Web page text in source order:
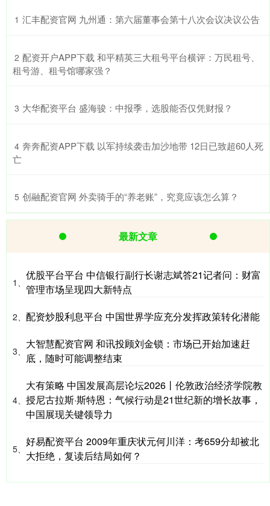
1 ​汇丰配资官网 九州通：第六届董事会第十八次会议决议公告
2 ​配资开户APP下载 和平精英三大租号平台横评：万民租号、
租号游、租号馆哪家强？
3 ​大华配资平台 盛海骏：中报季，选股能否仅凭财报？
4 ​奔奔配资APP下载 以军持续袭击加沙地带 12日已致超60人死
亡
5 ​创融配资官网 外卖骑手的“养老账”，究竟应该怎么算？
最新文章
1、
优股平台平台 中信银行副行长谢志斌答21记者问：财富
管理市场呈现四大新特点
2、 配资炒股利息平台 中国世界学应充分发挥政策转化潜能
3、
大智慧配资官网 和讯投顾刘金锁：市场已开始加速赶
底，随时可能调整结束
4、
大有策略 中国发展高层论坛2026丨伦敦政治经济学院教
授尼古拉斯·斯特恩：气候行动是21世纪新的增长故事，
中国展现关键领导力
5、
好易配资平台 2009年重庆状元何川洋：考659分却被北
大拒绝，复读后结局如何？